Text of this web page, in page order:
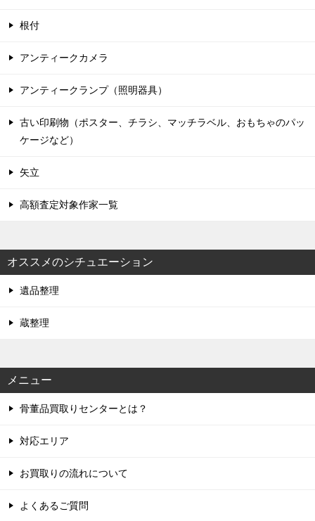
根付
アンティークカメラ
アンティークランプ（照明器具）
古い印刷物（ポスター、チラシ、マッチラベル、おもちゃのパッ
ケージなど）
矢立
高額査定対象作家一覧
オススメのシチュエーション
遺品整理
蔵整理
メニュー
骨董品買取りセンターとは？
対応エリア
お買取りの流れについて
よくあるご質問